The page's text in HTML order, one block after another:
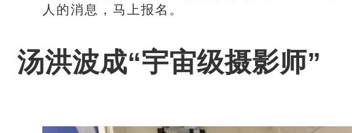
人的消息，马上报名。
汤洪波成“宇宙级摄影师”